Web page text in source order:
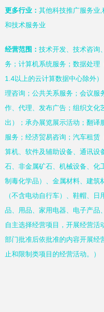
更多行业： 其他科技推广服务业
和技术服务业
经营范围： 技术开发、技术咨询
务；计算机系统服务；数据处理
1.4以上的云计算数据中心除外
理咨询；公共关系服务；会议服
作、代理、发布广告；组织文化
出）；承办展览展示活动；翻译
服务；经济贸易咨询；汽车租赁
算机、软件及辅助设备、通讯设
石、非金属矿石、机械设备、化
制毒化学品）、金属材料、建筑
（不含电动自行车）、鞋帽、
品、用品、家用电器、电子产品
自主选择经营项目，开展经营
部门批准后依批准的内容开展经
止和限制类项目的经营活动。）